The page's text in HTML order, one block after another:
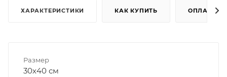
ХАРАКТЕРИСТИКИ КАК КУПИТЬ ОПЛАТА
Размер
30х40 см